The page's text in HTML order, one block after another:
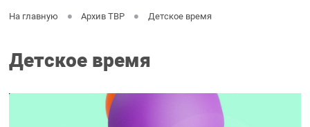
На главную Архив ТВР Детское время
Детское время